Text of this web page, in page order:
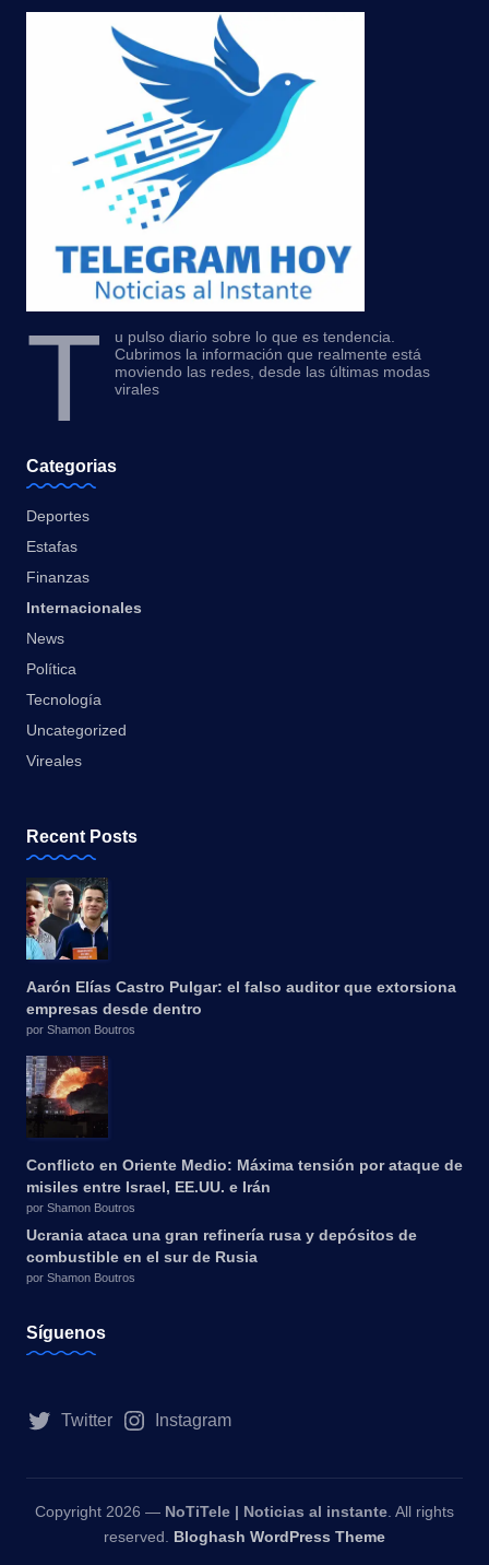
T
u pulso diario sobre lo que es tendencia.
Cubrimos la información que realmente está
moviendo las redes, desde las últimas modas
virales
Categorias
Deportes
Estafas
Finanzas
Internacionales
News
Política
Tecnología
Uncategorized
Vireales
Recent Posts
Aarón Elías Castro Pulgar: el falso auditor que extorsiona
empresas desde dentro
por Shamon Boutros
Conflicto en Oriente Medio: Máxima tensión por ataque de
misiles entre Israel, EE.UU. e Irán
por Shamon Boutros
Ucrania ataca una gran refinería rusa y depósitos de
combustible en el sur de Rusia
por Shamon Boutros
Síguenos
Twitter Instagram
Copyright 2026 — NoTiTele | Noticias al instante. All rights
reserved. Bloghash WordPress Theme